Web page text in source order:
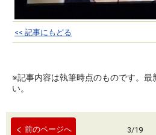
<< 記事にもどる
※記事内容は執筆時点のものです。最
い。
前のページへ 3/19